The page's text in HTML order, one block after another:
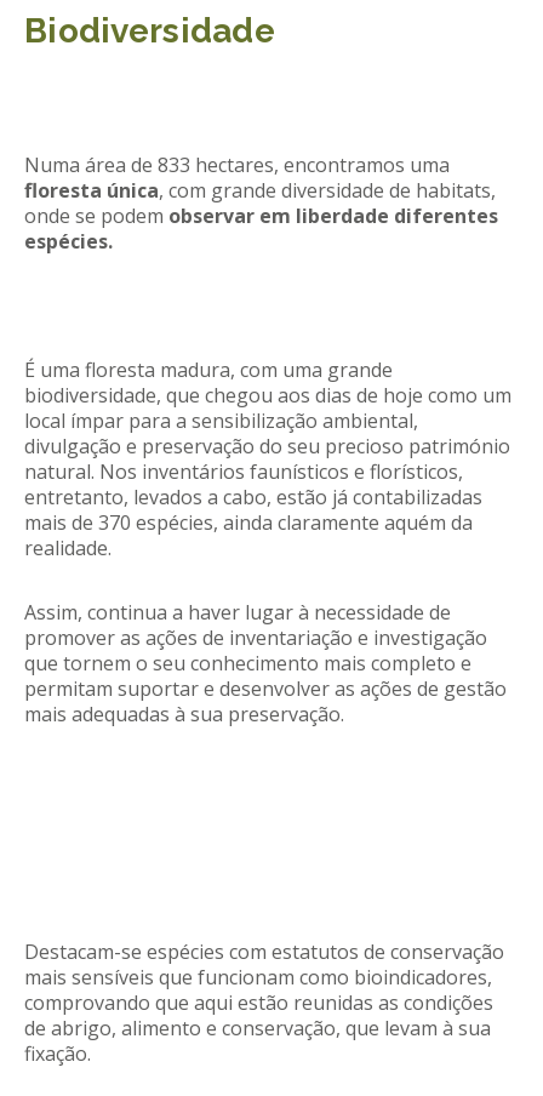
REACT
Biodiversidade
Numa área de 833 hectares, encontramos uma
floresta única, com grande diversidade de habitats,
onde se podem observar em liberdade diferentes
espécies.
É uma floresta madura, com uma grande
biodiversidade, que chegou aos dias de hoje como um
local ímpar para a sensibilização ambiental,
divulgação e preservação do seu precioso património
natural. Nos inventários faunísticos e florísticos,
entretanto, levados a cabo, estão já contabilizadas
mais de 370 espécies, ainda claramente aquém da
realidade.
Assim, continua a haver lugar à necessidade de
promover as ações de inventariação e investigação
que tornem o seu conhecimento mais completo e
permitam suportar e desenvolver as ações de gestão
mais adequadas à sua preservação.
Destacam-se espécies com estatutos de conservação
mais sensíveis que funcionam como bioindicadores,
comprovando que aqui estão reunidas as condições
de abrigo, alimento e conservação, que levam à sua
fixação.